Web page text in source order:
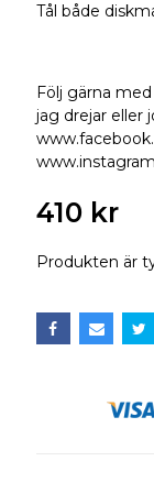
Tål både
Följ gärna
jag drejar eller
410 kr
Produkten är